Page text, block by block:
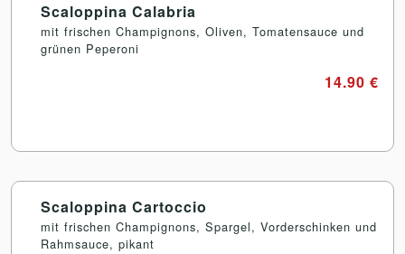
Scaloppina Calabria
mit frischen Champignons, Oliven, Tomatensauce und
grünen Peperoni
14.90 €
Scaloppina Cartoccio
mit frischen Champignons, Spargel, Vorderschinken und
Rahmsauce, pikant